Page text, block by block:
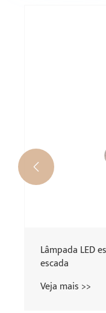
Lâmpada LED
escada
Veja mais >>
